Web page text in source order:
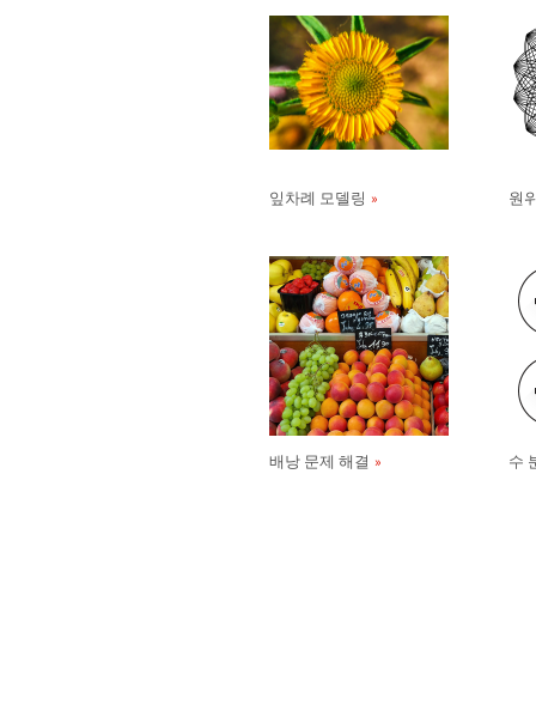
잎차례 모델링 원
배낭 문제 해결 수